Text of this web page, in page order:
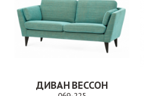
ДИВАН ВЕССОН